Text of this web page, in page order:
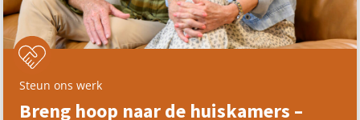
Steun ons werk
Breng hoop naar de huiskamers –